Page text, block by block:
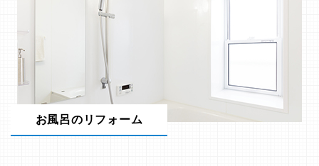
お風呂のリフォーム